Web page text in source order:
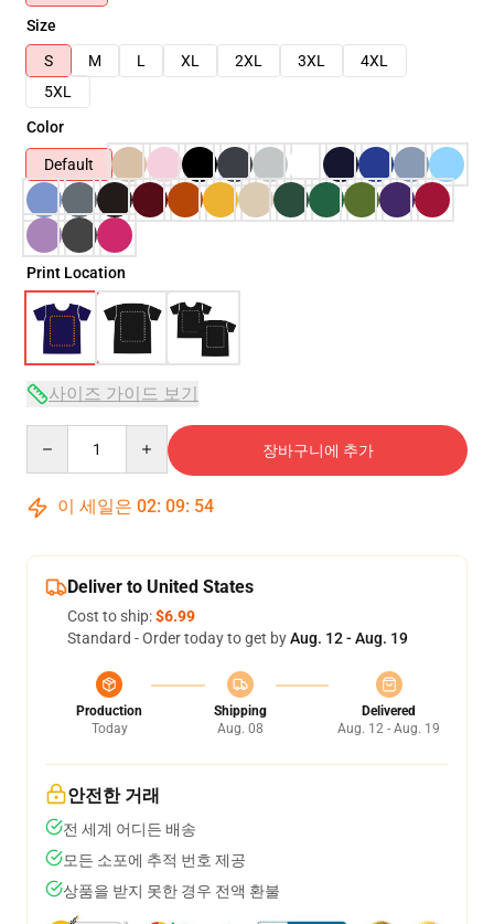
Size
S
M L XL 2XL 3XL
4XL
5XL
Color
Default
Print Location
사이즈 가이드 보기
장바구니에 추가
이 세일은 02: 09: 54
Deliver to United States
Cost to ship:$6.99
Standard - Order today to get byAug. 12 - Aug. 19
Production
Today
Shipping
Aug. 08
Delivered
Aug. 12 - Aug. 19
안전한 거래
전 세계 어디든 배송
모든 소포에 추적 번호 제공
상품을 받지 못한 경우 전액 환불